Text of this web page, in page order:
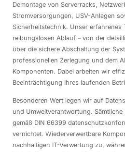
Demontage von Serverracks,
Stromversorgungen, USV-Anlagen
Sicherheitstechnik. Unser erfahrenes
reibungslosen Ablauf – von der
über die sichere Abschaltung der
professionellen Zerlegung und dem
Komponenten. Dabei arbeiten wir
Beeinträchtigung Ihres laufenden
Besonderen Wert legen wir auf
und Umweltverantwortung. Sämtliche
gemäß DIN 66399
vernichtet. Wiederverwertbare
nachhaltigen IT-Verwertung zu,